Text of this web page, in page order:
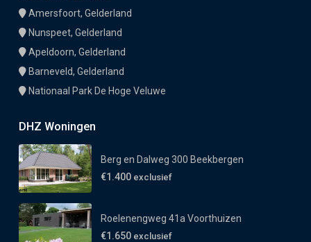
Amersfoort, Gelderland
Nunspeet, Gelderland
Apeldoorn, Gelderland
Barneveld, Gelderland
Nationaal Park De Hoge Veluwe
DHZ Woningen
Berg en Dalweg 300 Beekbergen
€1.400 exclusief
Roelenengweg 41a Voorthuizen
€1.650 exclusief